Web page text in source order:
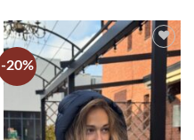
-20%